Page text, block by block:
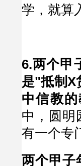
学，就算
6.两个甲
是"抵制X
中信教
中，圆明
有一个专
两个甲子